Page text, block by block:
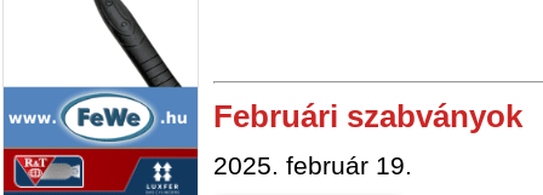
Februári szabványok
2025. február 19.